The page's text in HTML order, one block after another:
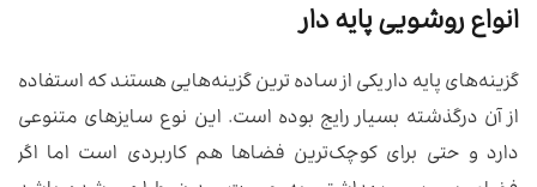
انواع روشویی‌ پایه دار
گزینه‌های پایه دار یکی از ساده ترین گزینه‌هایی هستند که استفاده
از آن درگذشته بسیار رایج بوده است. این نوع سایزهای متنوعی
دارد و حتی برای کوچک‌ترین فضاها هم کاربردی است اما اگر